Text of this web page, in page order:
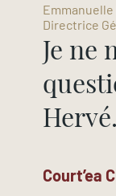
Emmanuelle
Directrice
Je ne
Court’ea